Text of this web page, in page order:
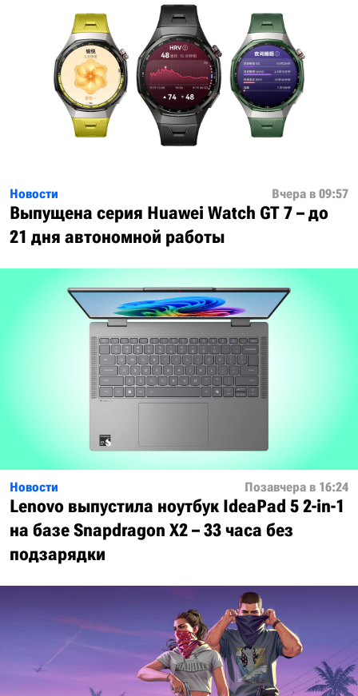
Новости Вчера в 09:57
Выпущена серия Huawei Watch GT 7 – до
21 дня автономной работы
Новости Позавчера в 16:24
Lenovo выпустила ноутбук IdeaPad 5 2-in-1
на базе Snapdragon X2 – 33 часа без
подзарядки